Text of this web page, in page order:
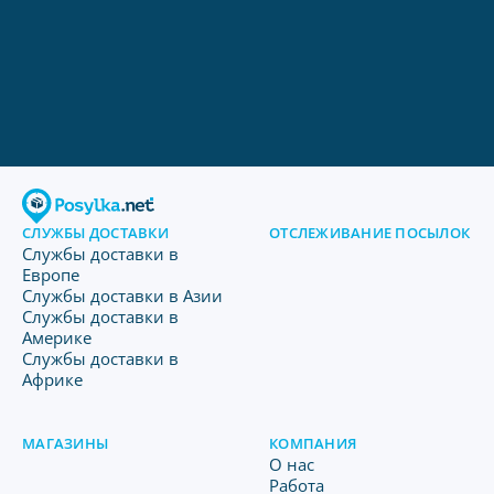
СЛУЖБЫ ДОСТАВКИ
Службы доставки в
Европе
Службы доставки в Азии
Службы доставки в
Америке
Службы доставки в
Африке
ОТСЛЕЖИВАНИЕ ПОСЫЛОК
МАГАЗИНЫ КОМПАНИЯ
O нас
Работа